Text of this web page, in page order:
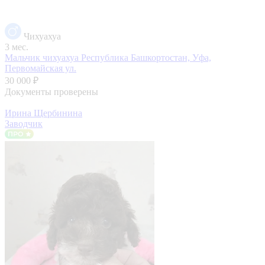
Чихуахуа
3 мес.
Мальчик чихуахуа Республика Башкортостан, Уфа,
Первомайская ул.
30 000 ₽
Документы проверены
Ирина Щербинина
Заводчик